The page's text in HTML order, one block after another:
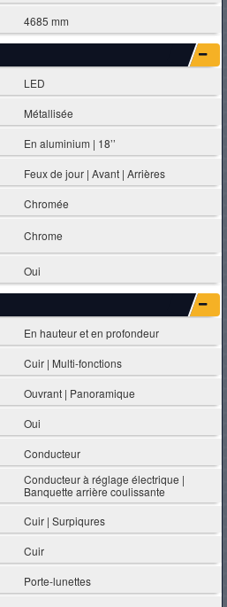
4685 mm
LED
Métallisée
En aluminium | 18’’
Feux de jour | Avant | Arrières
Chromée
Chrome
Oui
En hauteur et en profondeur
Cuir | Multi-fonctions
Ouvrant | Panoramique
Oui
Conducteur
Conducteur à réglage électrique |
Banquette arrière coulissante
Cuir | Surpiqures
Cuir
Porte-lunettes